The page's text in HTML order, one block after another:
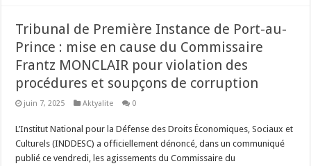
Tribunal de Première Instance de Port-au-
Prince : mise en cause du Commissaire
Frantz MONCLAIR pour violation des
procédures et soupçons de corruption
juin 7, 2025 Aktyalite 0
L’Institut National pour la Défense des Droits Économiques, Sociaux et
Culturels (INDDESC) a officiellement dénoncé, dans un communiqué
publié ce vendredi, les agissements du Commissaire du